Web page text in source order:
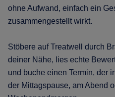
ohne Aufwand, einfach ein
zusammengestellt wirkt.
Stöbere auf Treatwell durch
deiner Nähe, lies echte
und buche einen Termin, der
der Mittagspause, am Abend